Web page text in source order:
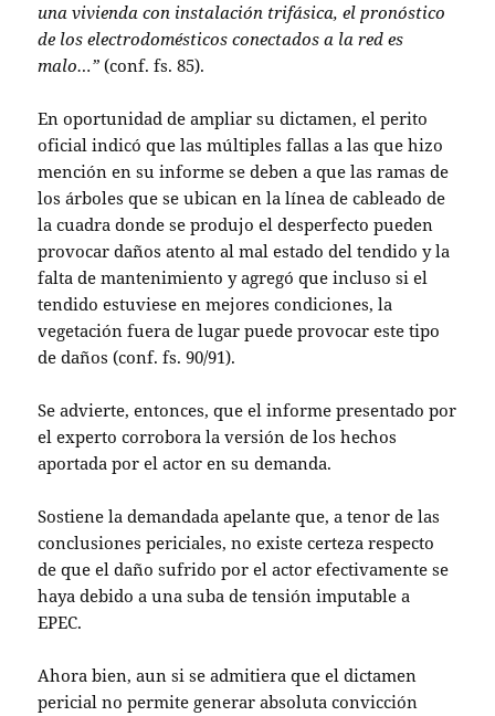
una vivienda con instalación trifásica, el pronóstico
de los electrodomésticos conectados a la red es
malo…”(conf. fs. 85).
En oportunidad de ampliar su dictamen, el perito
oficial indicó que las múltiples fallas a las que hizo
mención en su informe se deben a que las ramas de
los árboles que se ubican en la línea de cableado de
la cuadra donde se produjo el desperfecto pueden
provocar daños atento al mal estado del tendido y la
falta de mantenimiento y agregó que incluso si el
tendido estuviese en mejores condiciones, la
vegetación fuera de lugar puede provocar este tipo
de daños (conf. fs. 90/91).
Se advierte, entonces, que el informe presentado por
el experto corrobora la versión de los hechos
aportada por el actor en su demanda.
Sostiene la demandada apelante que, a tenor de las
conclusiones periciales, no existe certeza respecto
de que el daño sufrido por el actor efectivamente se
haya debido a una suba de tensión imputable a
EPEC.
Ahora bien, aun si se admitiera que el dictamen
pericial no permite generar absoluta convicción